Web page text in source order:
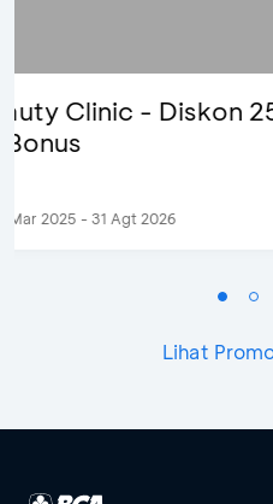
Pomelo -
Periode 22 Feb 2025
Lihat